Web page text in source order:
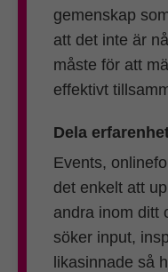
gemenskap
att det inte är
måste för att
effektivt
Dela
Events,
det enkelt att
andra inom ditt
söker input,
likasinnade så